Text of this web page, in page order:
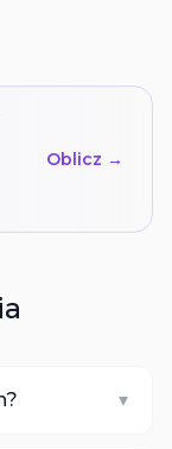
Oblicz →
▾